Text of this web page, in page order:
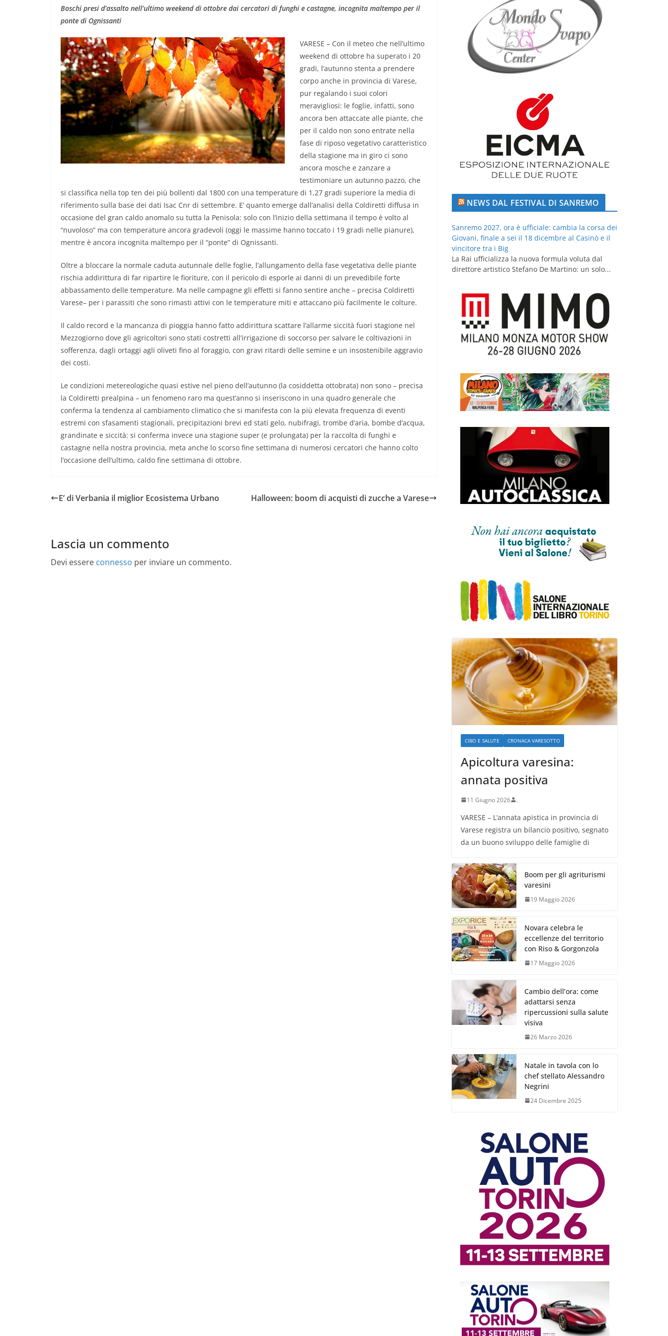
Boschi presi d’assalto nell’ultimo weekend di ottobre dai cercatori di funghi e castagne, incognita maltempo per il
ponte di Ognissanti
VARESE – Con il meteo che nell’ultimo
weekend di ottobre ha superato i 20
gradi, l’autunno stenta a prendere
corpo anche in provincia di Varese,
pur regalando i suoi colori
meravigliosi: le foglie, infatti, sono
ancora ben attaccate alle piante, che
per il caldo non sono entrate nella
fase di riposo vegetativo caratteristico
della stagione ma in giro ci sono
ancora mosche e zanzare a
testimoniare un autunno pazzo, che
si classifica nella top ten dei più bollenti dal 1800 con una temperature di 1,27 gradi superiore la media di
riferimento sulla base dei dati Isac Cnr di settembre. E’ quanto emerge dall’analisi della Coldiretti diffusa in
occasione del gran caldo anomalo su tutta la Penisola: solo con l’inizio della settimana il tempo è volto al
“nuvoloso” ma con temperature ancora gradevoli (oggi le massime hanno toccato i 19 gradi nelle pianure),
mentre è ancora incognita maltempo per il “ponte” di Ognissanti.
Oltre a bloccare la normale caduta autunnale delle foglie, l’allungamento della fase vegetativa delle piante
rischia addirittura di far ripartire le fioriture, con il pericolo di esporle ai danni di un prevedibile forte
abbassamento delle temperature. Ma nelle campagne gli effetti si fanno sentire anche – precisa Coldiretti
Varese– per i parassiti che sono rimasti attivi con le temperature miti e attaccano più facilmente le colture.
Il caldo record e la mancanza di pioggia hanno fatto addirittura scattare l’allarme siccità fuori stagione nel
Mezzogiorno dove gli agricoltori sono stati costretti all’irrigazione di soccorso per salvare le coltivazioni in
sofferenza, dagli ortaggi agli oliveti fino al foraggio, con gravi ritardi delle semine e un insostenibile aggravio
dei costi.
Le condizioni metereologiche quasi estive nel pieno dell’autunno (la cosiddetta ottobrata) non sono – precisa
la Coldiretti prealpina – un fenomeno raro ma quest’anno si inseriscono in una quadro generale che
conferma la tendenza al cambiamento climatico che si manifesta con la più elevata frequenza di eventi
estremi con sfasamenti stagionali, precipitazioni brevi ed stati gelo, nubifragi, trombe d’aria, bombe d’acqua,
grandinate e siccità: si conferma invece una stagione super (e prolungata) per la raccolta di funghi e
castagne nella nostra provincia, meta anche lo scorso fine settimana di numerosi cercatori che hanno colto
l’occasione dell’ultimo, caldo fine settimana di ottobre.
E’ di Verbania il miglior Ecosistema Urbano Halloween: boom di acquisti di zucche a Varese
Lascia un commento
Devi essere connesso per inviare un commento.
NEWS DAL FESTIVAL DI SANREMO
Sanremo 2027, ora è ufficiale: cambia la corsa dei
Giovani, finale a sei il 18 dicembre al Casinò e il
vincitore tra i Big
La Rai ufficializza la nuova formula voluta dal
direttore artistico Stefano De Martino: un solo...
CIBO E SALUTE CRONACA VARESOTTO
Apicoltura varesina:
annata positiva
11 Giugno 2026 .
VARESE – L’annata apistica in provincia di
Varese registra un bilancio positivo, segnato
da un buono sviluppo delle famiglie di
Boom per gli agriturismi
varesini
19 Maggio 2026
Novara celebra le
eccellenze del territorio
con Riso & Gorgonzola
17 Maggio 2026
Cambio dell’ora: come
adattarsi senza
ripercussioni sulla salute
visiva
26 Marzo 2026
Natale in tavola con lo
chef stellato Alessandro
Negrini
24 Dicembre 2025